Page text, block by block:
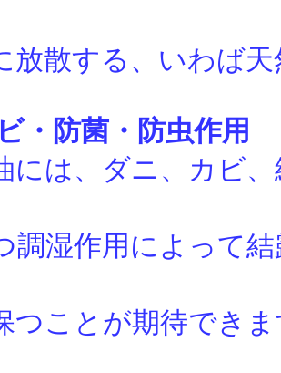
放散する、いわば
・防菌・防虫作用
には、ダニ、カビ
調湿作用によって
つことが期待でき